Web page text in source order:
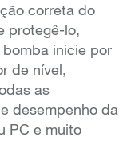
correta do
protegê-lo,
inicie por
de nível,
as
desempenho da
PC e muito